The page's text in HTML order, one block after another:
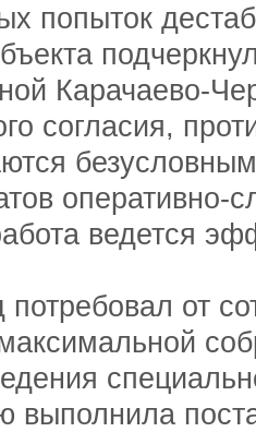
попыток
Карачаево-
согласия,
оперативно-
ведется
от
выполнила